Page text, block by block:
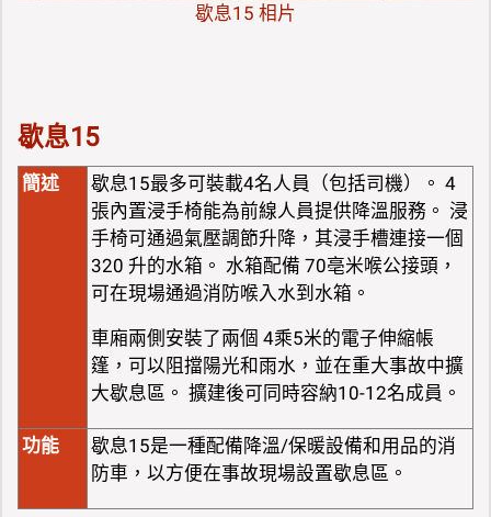
歇息15 相片
歇息15
簡述
歇息15最多可裝載4名人員（包括司機）。 4
張內置浸手椅能為前線人員提供降溫服務。 浸
手椅可通過氣壓調節升降，其浸手槽連接一個
320 升的水箱。 水箱配備 70亳米喉公接頭，
可在現場通過消防喉入水到水箱。
車廂兩側安裝了兩個 4乘5米的電子伸縮帳
篷，可以阻擋陽光和雨水，並在重大事故中擴
大歇息區。 擴建後可同時容納10-12名成員。
功能
歇息15是一種配備降溫/保暖設備和用品的消
防車，以方便在事故現場設置歇息區。